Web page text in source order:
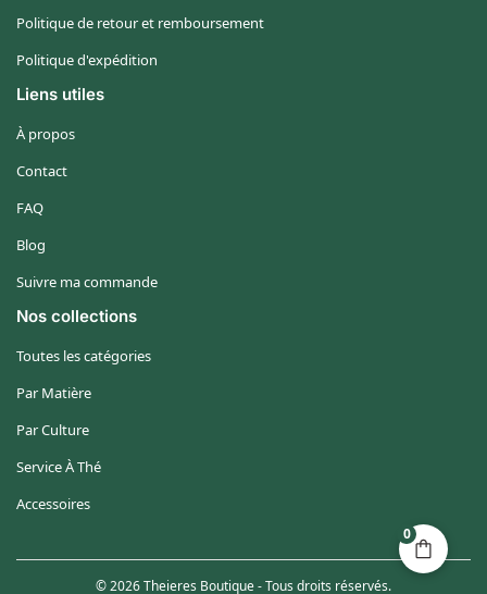
0
Politique de retour et remboursement
Politique d'expédition
Liens utiles
À propos
Contact
FAQ
Blog
Suivre ma commande
Nos collections
Toutes les catégories
Par Matière
Par Culture
Service À Thé
Accessoires
© 2026 Theieres Boutique - Tous droits réservés.